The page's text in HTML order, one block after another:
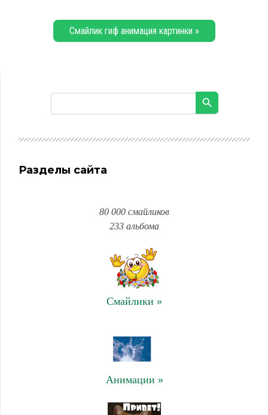
Смайлик гиф анимация картинки »
Разделы сайта
80 000 смайликов
233 альбома
Смайлики »
Анимации »